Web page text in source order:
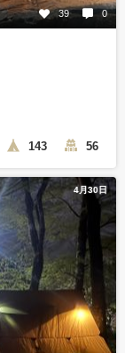
39 0
143 56
4月30日